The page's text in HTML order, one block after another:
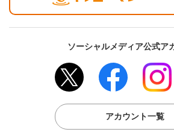
ソーシャルメディア公式ア
アカウント一覧